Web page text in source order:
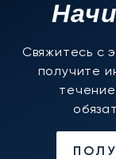
Свяжитесь с
получите